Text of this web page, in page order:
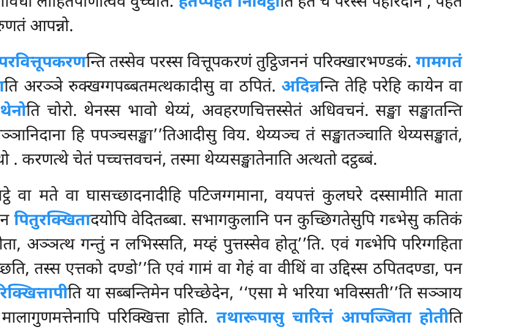
आपन्नो.
न्ति तस्सेव परस्स वित्तूपकरणं तुट्ठिजननं परिक्खारभण्डकं.गामगतं
ति अरञ्ञे रुक्खग्गपब्बतमत्थकादीसु वा ठपितं. अदिन्नन्ति तेहि परेहि कायेन वा
थेनोति चोरो. थेनस्स भावो थेय्यं, अवहरणचित्तस्सेतं अधिवचनं. सङ्खा सङ्खातन्ति
हि पपञ्चसङ्खा’’तिआदीसु विय. थेय्यञ्च तं सङ्खातञ्चाति थेय्यसङ्खातं,
. करणत्थे चेतं पच्चत्तवचनं, तस्मा थेय्यसङ्खातेनाति अत्थतो दट्ठब्बं.
वा मते वा घासच्छादनादीहि पटिजग्गमाना, वयपत्तं कुलघरे दस्सामीति माता
पितुरक्खितादयोपि वेदितब्बा. सभागकुलानि पन कुच्छिगतेसुपि गब्भेसु कतिकं
अञ्ञत्थ गन्तुं न लभिस्सति, मय्हं पुत्तस्सेव होतू’’ति. एवं गब्भेपि परिग्गहिता
तस्स एत्तको दण्डो’’ति एवं गामं वा गेहं वा वीथिं वा उद्दिस्स ठपितदण्डा, पन
ति या सब्बन्तिमेन परिच्छेदेन, ‘‘एसा मे भरिया भविस्सती’’ति सञ्ञाय
परिक्खित्ता होति. तथारूपासु चारित्तं आपज्जिता होतीति